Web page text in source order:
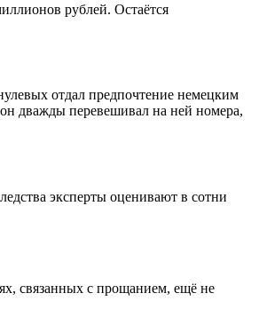
рублей. Остаётся
отдал предпочтение немецким
дважды перевешивал на ней номера,
эксперты оценивают в сотни
связанных с прощанием, ещё не